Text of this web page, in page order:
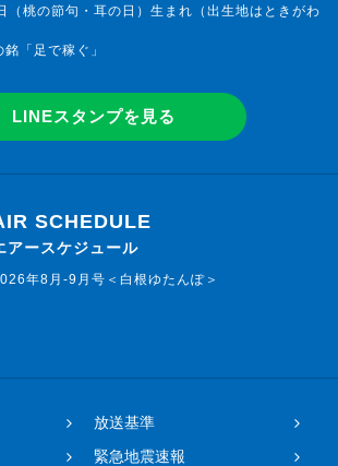
（桃の節句・耳の日）生まれ（出生地はときがわ
銘「足で稼ぐ」
LINEスタンプを見る
SCHEDULE
アースケジュール
年8月-9月号＜白根ゆたんぽ＞
放送基準
緊急地震速報